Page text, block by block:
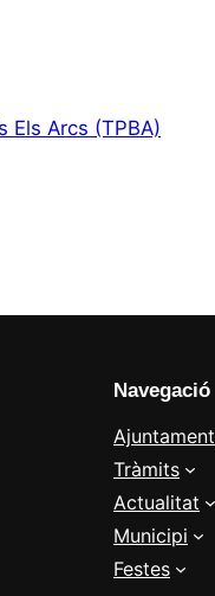
Els Arcs (TPBA)
Navegació
Ajuntament
Tràmits
Actualitat
Municipi
Festes